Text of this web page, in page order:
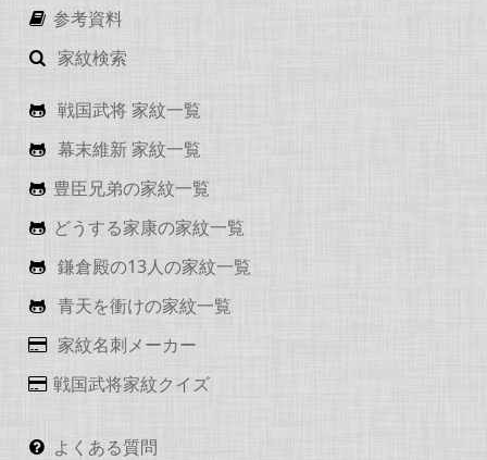
参考資料
家紋検索
戦国武将 家紋一覧
幕末維新 家紋一覧
豊臣兄弟の家紋一覧
どうする家康の家紋一覧
鎌倉殿の13人の家紋一覧
青天を衝けの家紋一覧
家紋名刺メーカー
戦国武将家紋クイズ
よくある質問